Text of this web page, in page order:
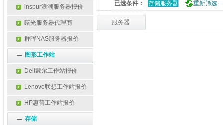
inspur浪潮服务器报价
曙光服务器代理商
群晖NAS服务器报价
图形工作站
Dell戴尔工作站报价
Lenovo联想工作站报价
HP惠普工作站报价
存储
已选条件： 存储服务器 重新筛选
服务器